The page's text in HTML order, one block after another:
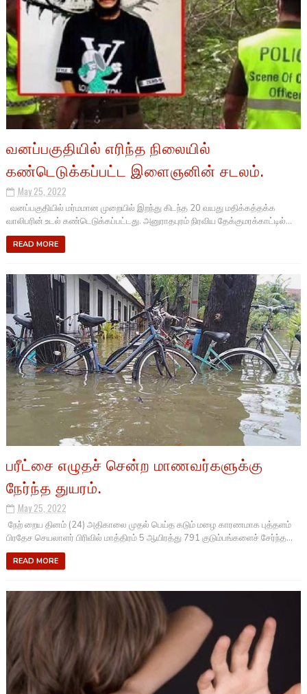
வனப்பகுதியில் எரிந்த நிலையில்
கண்டெடுக்கப்பட்ட இளைஞனின் சடலம்.
May 25, 2022
வனப்பகுதியில் மர்மமான முறையில் இறந்து கிடந்த 20 வயது மதிக்கத்தக்க
வாலிபரின் உடல் கண்டெடுக்கப்பட்டது. அனுராதபுரம் நிரவிய தேக்குமரக்காட்டில்...
READ MORE
பரீட்சை எழுதச் சென்ற மாணவர்களுக்கு
நேர்ந்த துயரம்.
May 25, 2022
நேற் றைய தினம் (24) அதிகாலை முதல் பெய்த கடும் மழை காரணமாக புத்தளம்
பிரதேச செயலாளர் பிரிவில் மாத்திரம் 5 ஆயிரத்து 791 குடும்பங்களைச் சேர்ந்த...
READ MORE